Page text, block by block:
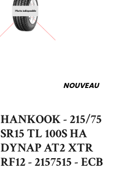
NOUVEAU
HANKOOK - 215/75
SR15 TL 100S HA
DYNAP AT2 XTR
RF12 - 2157515 - ECB